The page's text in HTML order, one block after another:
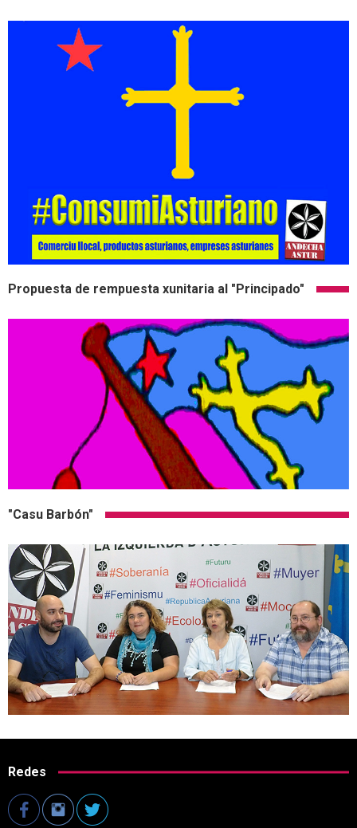
Propuesta de rempuesta xunitaria al "Principado"
"Casu Barbón"
Redes